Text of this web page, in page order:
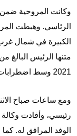
وكانت المروحية ضمن
الرئاسي. وهبطت
الكبيرة في شمال
2021 وسط اضطرابات دولية واحتجاجات داخلية.
ومع ساعات صباح
رئيسي، وأفادت
الوفد المرافق له.